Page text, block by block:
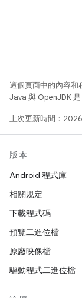
這個頁面中的內容和
Java 與 OpenJDK
上次更新時間：
版本
Android 程式庫
相關規定
下載程式碼
預覽二進位檔
原廠映像檔
驅動程式二進位檔